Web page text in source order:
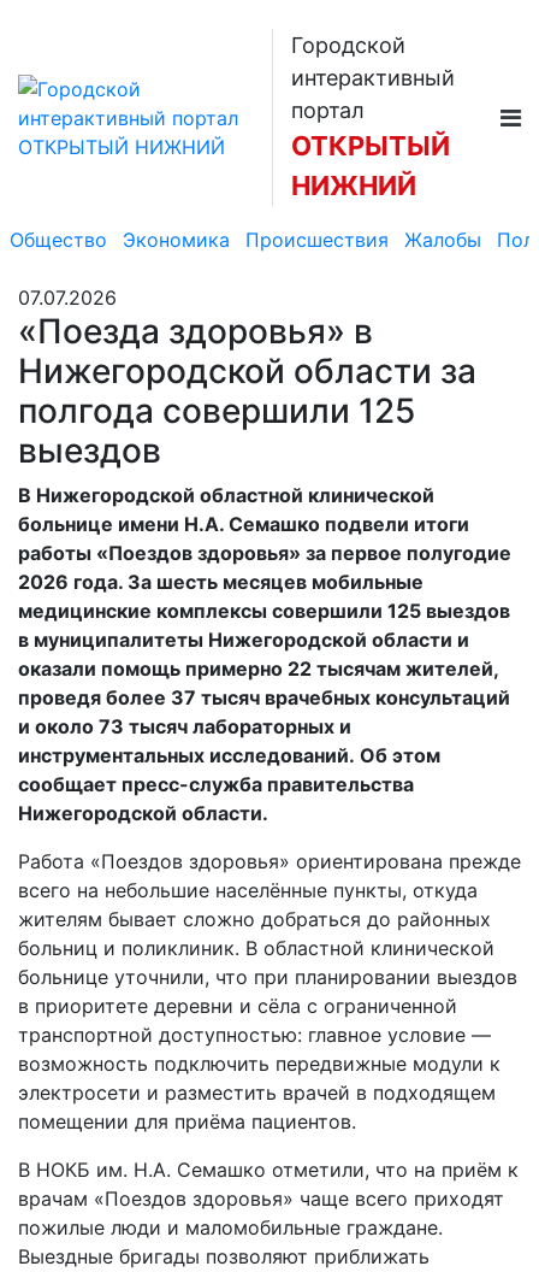
Городской
интерактивный
портал
ОТКРЫТЫЙ
НИЖНИЙ
Общество Экономика Происшествия Жалобы
07.07.2026
«Поезда здоровья» в
Нижегородской области за
полгода совершили 125
выездов
В Нижегородской областной клинической
больнице имени Н.А. Семашко подвели итоги
работы «Поездов здоровья» за первое полугодие
2026 года. За шесть месяцев мобильные
медицинские комплексы совершили 125 выездов
в муниципалитеты Нижегородской области и
оказали помощь примерно 22 тысячам жителей,
проведя более 37 тысяч врачебных консультаций
и около 73 тысяч лабораторных и
инструментальных исследований. Об этом
сообщает пресс-служба правительства
Нижегородской области.
Работа «Поездов здоровья» ориентирована прежде
всего на небольшие населённые пункты, откуда
жителям бывает сложно добраться до районных
больниц и поликлиник. В областной клинической
больнице уточнили, что при планировании выездов
в приоритете деревни и сёла с ограниченной
транспортной доступностью: главное условие —
возможность подключить передвижные модули к
электросети и разместить врачей в подходящем
помещении для приёма пациентов.
В НОКБ им. Н.А. Семашко отметили, что на приём к
врачам «Поездов здоровья» чаще всего приходят
пожилые люди и маломобильные граждане.
Выездные бригады позволяют приближать